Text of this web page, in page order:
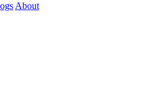
About